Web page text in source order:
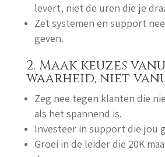
levert, niet de uren die je
Zet systemen en support
geven.
2. Maak keuzes
waarheid, niet
Zeg nee tegen klanten die
als het spannend is.
Investeer in support die jou
Groei in de leider die 20K